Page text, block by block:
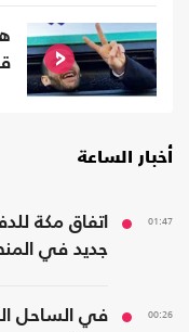
أخبار الساعة
01:47
اتفاق مكة
جديد في
00:26
في الساحل